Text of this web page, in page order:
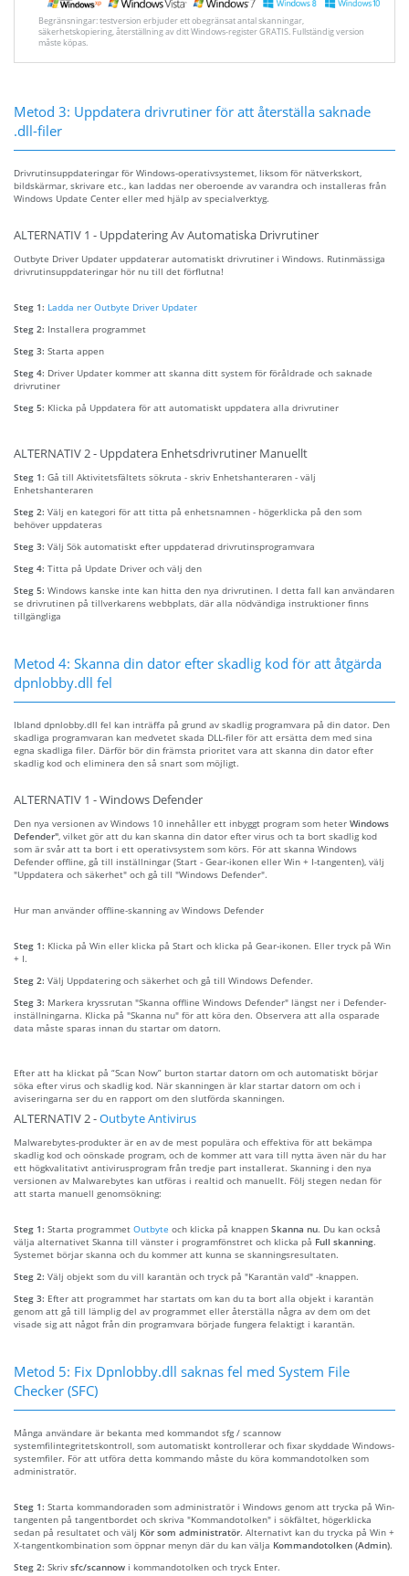
Begränsningar: testversion erbjuder ett obegränsat antal skanningar,
säkerhetskopiering, återställning av ditt Windows-register GRATIS. Fullständig version
måste köpas.
Metod 3: Uppdatera drivrutiner för att återställa saknade
.dll-filer
Drivrutinsuppdateringar för Windows-operativsystemet, liksom för nätverkskort,
bildskärmar, skrivare etc., kan laddas ner oberoende av varandra och installeras från
Windows Update Center eller med hjälp av specialverktyg.
ALTERNATIV 1 - Uppdatering Av Automatiska Drivrutiner
Outbyte Driver Updater uppdaterar automatiskt drivrutiner i Windows. Rutinmässiga
drivrutinsuppdateringar hör nu till det förflutna!
Steg 1: Ladda ner Outbyte Driver Updater
Steg 2: Installera programmet
Steg 3: Starta appen
Steg 4: Driver Updater kommer att skanna ditt system för föråldrade och saknade
drivrutiner
Steg 5: Klicka på Uppdatera för att automatiskt uppdatera alla drivrutiner
ALTERNATIV 2 - Uppdatera Enhetsdrivrutiner Manuellt
Steg 1: Gå till Aktivitetsfältets sökruta - skriv Enhetshanteraren - välj
Enhetshanteraren
Steg 2: Välj en kategori för att titta på enhetsnamnen - högerklicka på den som
behöver uppdateras
Steg 3: Välj Sök automatiskt efter uppdaterad drivrutinsprogramvara
Steg 4: Titta på Update Driver och välj den
Steg 5: Windows kanske inte kan hitta den nya drivrutinen. I detta fall kan användaren
se drivrutinen på tillverkarens webbplats, där alla nödvändiga instruktioner finns
tillgängliga
Metod 4: Skanna din dator efter skadlig kod för att åtgärda
dpnlobby.dll fel
Ibland dpnlobby.dll fel kan inträffa på grund av skadlig programvara på din dator. Den
skadliga programvaran kan medvetet skada DLL-filer för att ersätta dem med sina
egna skadliga filer. Därför bör din främsta prioritet vara att skanna din dator efter
skadlig kod och eliminera den så snart som möjligt.
ALTERNATIV 1 - Windows Defender
Den nya versionen av Windows 10 innehåller ett inbyggt program som heter Windows
Defender" , vilket gör att du kan skanna din dator efter virus och ta bort skadlig kod
som är svår att ta bort i ett operativsystem som körs. För att skanna Windows
Defender offline, gå till inställningar (Start - Gear-ikonen eller Win + I-tangenten), välj
"Uppdatera och säkerhet" och gå till "Windows Defender".
Hur man använder offline-skanning av Windows Defender
Steg 1: Klicka på Win eller klicka på Start och klicka på Gear-ikonen. Eller tryck på Win
+ I.
Steg 2: Välj Uppdatering och säkerhet och gå till Windows Defender.
Steg 3: Markera kryssrutan "Skanna offline Windows Defender" längst ner i Defender-
inställningarna. Klicka på "Skanna nu" för att köra den. Observera att alla osparade
data måste sparas innan du startar om datorn.
Efter att ha klickat på “Scan Now” burton startar datorn om och automatiskt börjar
söka efter virus och skadlig kod. När skanningen är klar startar datorn om och i
aviseringarna ser du en rapport om den slutförda skanningen.
ALTERNATIV 2 -Outbyte Antivirus
Malwarebytes-produkter är en av de mest populära och effektiva för att bekämpa
skadlig kod och oönskade program, och de kommer att vara till nytta även när du har
ett högkvalitativt antivirusprogram från tredje part installerat. Skanning i den nya
versionen av Malwarebytes kan utföras i realtid och manuellt. Följ stegen nedan för
att starta manuell genomsökning:
Steg 1: Starta programmet Outbyte och klicka på knappen Skanna nu. Du kan också
välja alternativet Skanna till vänster i programfönstret och klicka på Full skanning.
Systemet börjar skanna och du kommer att kunna se skanningsresultaten.
Steg 2: Välj objekt som du vill karantän och tryck på "Karantän vald" -knappen.
Steg 3: Efter att programmet har startats om kan du ta bort alla objekt i karantän
genom att gå till lämplig del av programmet eller återställa några av dem om det
visade sig att något från din programvara började fungera felaktigt i karantän.
Metod 5: Fix Dpnlobby.dll saknas fel med System File
Checker (SFC)
Många användare är bekanta med kommandot sfg / scannow
systemfilintegritetskontroll, som automatiskt kontrollerar och fixar skyddade Windows-
systemfiler. För att utföra detta kommando måste du köra kommandotolken som
administratör.
Steg 1: Starta kommandoraden som administratör i Windows genom att trycka på Win-
tangenten på tangentbordet och skriva "Kommandotolken" i sökfältet, högerklicka
sedan på resultatet och välj Kör som administratör. Alternativt kan du trycka på Win +
X-tangentkombination som öppnar menyn där du kan välja Kommandotolken (Admin).
Steg 2: Skriv sfc/scannow i kommandotolken och tryck Enter.